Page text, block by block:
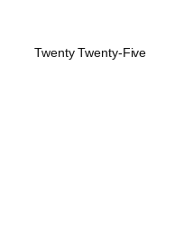
Twenty Twenty-Five